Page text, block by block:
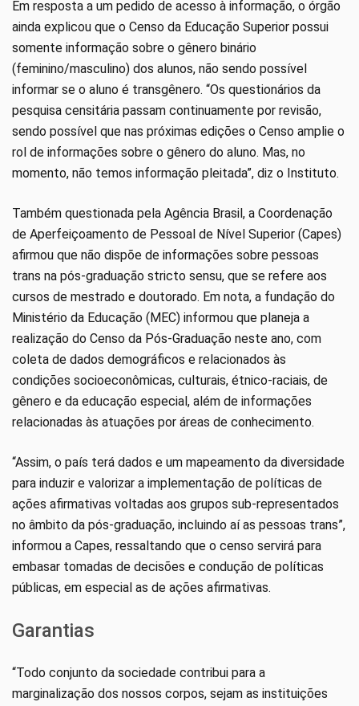
Em resposta a um pedido de acesso à informação, o órgão
ainda explicou que o Censo da Educação Superior possui
somente informação sobre o gênero binário
(feminino/masculino) dos alunos, não sendo possível
informar se o aluno é transgênero. “Os questionários da
pesquisa censitária passam continuamente por revisão,
sendo possível que nas próximas edições o Censo amplie o
rol de informações sobre o gênero do aluno. Mas, no
momento, não temos informação pleitada”, diz o Instituto.
Também questionada pela Agência Brasil, a Coordenação
de Aperfeiçoamento de Pessoal de Nível Superior (Capes)
afirmou que não dispõe de informações sobre pessoas
trans na pós-graduação stricto sensu, que se refere aos
cursos de mestrado e doutorado. Em nota, a fundação do
Ministério da Educação (MEC) informou que planeja a
realização do Censo da Pós-Graduação neste ano, com
coleta de dados demográficos e relacionados às
condições socioeconômicas, culturais, étnico-raciais, de
gênero e da educação especial, além de informações
relacionadas às atuações por áreas de conhecimento.
“Assim, o país terá dados e um mapeamento da diversidade
para induzir e valorizar a implementação de políticas de
ações afirmativas voltadas aos grupos sub-representados
no âmbito da pós-graduação, incluindo aí as pessoas trans”,
informou a Capes, ressaltando que o censo servirá para
embasar tomadas de decisões e condução de políticas
públicas, em especial as de ações afirmativas.
Garantias
“Todo conjunto da sociedade contribui para a
marginalização dos nossos corpos, sejam as instituições